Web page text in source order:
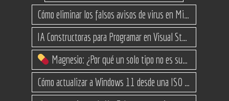
Magnesio: ¿Por qué un solo tipo no es suficiente? (Guía de variantes)